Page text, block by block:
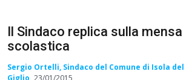
Il Sindaco replica sulla mensa
scolastica
Sergio Ortelli, Sindaco del Comune di Isola del
Giglio 23/01/2015